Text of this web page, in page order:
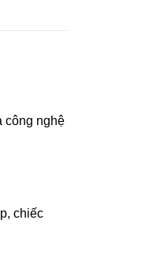
công nghệ
chiếc